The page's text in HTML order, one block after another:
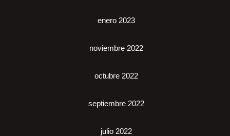
enero 2023
noviembre 2022
octubre 2022
septiembre 2022
julio 2022